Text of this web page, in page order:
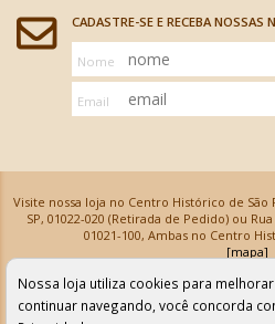
CADASTRE-SE E RECEBA NOSSAS
Nome
Email
Visite nossa loja no Centro Histórico de São
SP, 01022-020 (Retirada de Pedido) ou
01021-100, Ambas no Centro
[mapa]
Armarinhos Santa Cecília Ltda |
Os preços e as condições de pagamento apresentadas
podem sofrer alterações sem aviso prévio. Vendas
confirmação de
Nossa loja utiliza cookies para
continuar navegando, você concorda